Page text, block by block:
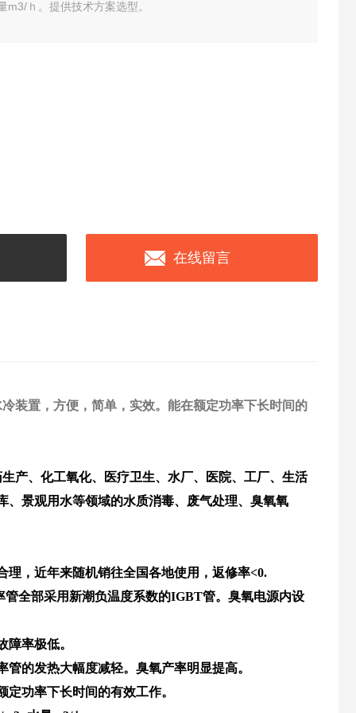
m3/ｈ。提供技术方案选型。
在线留言
装置，方便，简单，实效。能在额定功率下长时间的
产、化工氧化、医疗卫生、水厂、医院、工厂、生活
景观用水等领域的水质消毒、废气处理、臭氧氧
，近年来随机销往全国各地使用，返修率<0.
全部采用新潮负温度系数的IGBT管。臭氧电源内设
率极低。
的发热大幅度减轻。臭氧产率明显提高。
功率下长时间的有效工作。